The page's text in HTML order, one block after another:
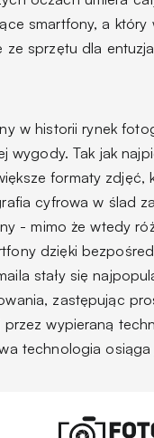
smartfony, a który
ze sprzętu dla
w historii rynek
wygody. Tak jak
formaty
cyfrowa w ślad
- mimo że wtedy
dzięki
stały się
zastępując
wypieraną
technologia